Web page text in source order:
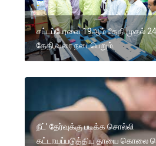
சட்டப்பேரவை 19ஆம் தேதி முதல்
தேதி வரை நடைபெறும்.
நீட்’ தேர்வுக்கு படிக்க சொல்லி
கட்டாயப்படுத்திய தாயை கொலை